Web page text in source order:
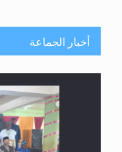
أخبار الجماعة